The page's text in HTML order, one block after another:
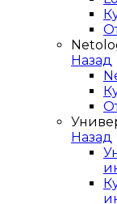
Назад
Назад